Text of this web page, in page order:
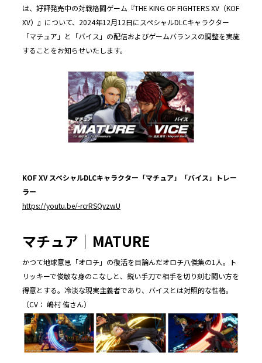
は、好評発売中の対戦格闘ゲーム『THE KING OF FIGHTERS XV（KOF
XV）』について、2024年12月12日にスペシャルDLCキャラクター
「マチュア」と「バイス」の配信およびゲームバランスの調整を実施
することをお知らせいたします。
KOF XV スペシャルDLCキャラクター「マチュア」「バイス」トレー
ラー
https://youtu.be/-rcrRSQvzwU
マチュア｜MATURE
かつて地球意思「オロチ」の復活を目論んだオロチ八傑集の1人。ト
リッキーで俊敏な身のこなしと、鋭い手刀で相手を切り刻む闘い方を
得意とする。冷淡な現実主義者であり、バイスとは対照的な性格。
（CV： 嶋村 侑さん）